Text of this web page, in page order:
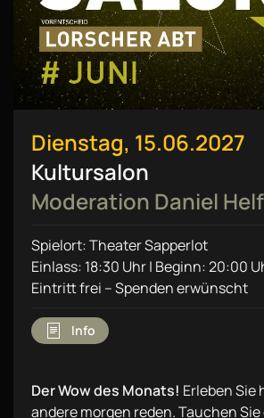
Dienstag, 15.06.2027
Kultursalon
Moderation Daniel
Spielort: Theater Sapperlot
Einlass: 18:30 Uhr | Beginn: 20:00
Eintritt frei – Spenden erwünscht
Info
Der Wow des Monats! Erleben Sie
andere morgen reden. Tauchen Sie